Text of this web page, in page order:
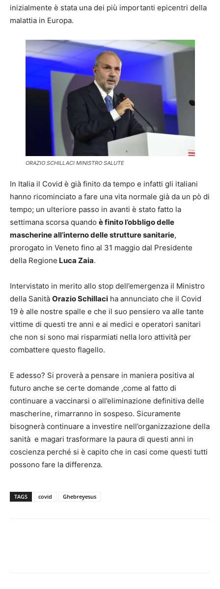
inizialmente è stata una dei più importanti epicentri della
malattia in Europa.
ORAZIO SCHILLACI MINISTRO SALUTE
In Italia il Covid è già finito da tempo e infatti gli italiani
hanno ricominciato a fare una vita normale già da un pò di
tempo; un ulteriore passo in avanti è stato fatto la
settimana scorsa quando è finito l’obbligo delle
mascherine all’interno delle strutture sanitarie,
prorogato in Veneto fino al 31 maggio dal Presidente
della Regione Luca Zaia.
Intervistato in merito allo stop dell’emergenza il Ministro
della Sanità Orazio Schillaci ha annunciato che il Covid
19 è alle nostre spalle e che il suo pensiero va alle tante
vittime di questi tre anni e ai medici e operatori sanitari
che non si sono mai risparmiati nella loro attività per
combattere questo flagello.
E adesso? Si proverà a pensare in maniera positiva al
futuro anche se certe domande ,come al fatto di
continuare a vaccinarsi o all’eliminazione definitiva delle
mascherine, rimarranno in sospeso. Sicuramente
bisognerà continuare a investire nell’organizzazione della
sanità e magari trasformare la paura di questi anni in
coscienza perché si è capito che in casi come questi tutti
possono fare la differenza.
TAGS covid Ghebreyesus